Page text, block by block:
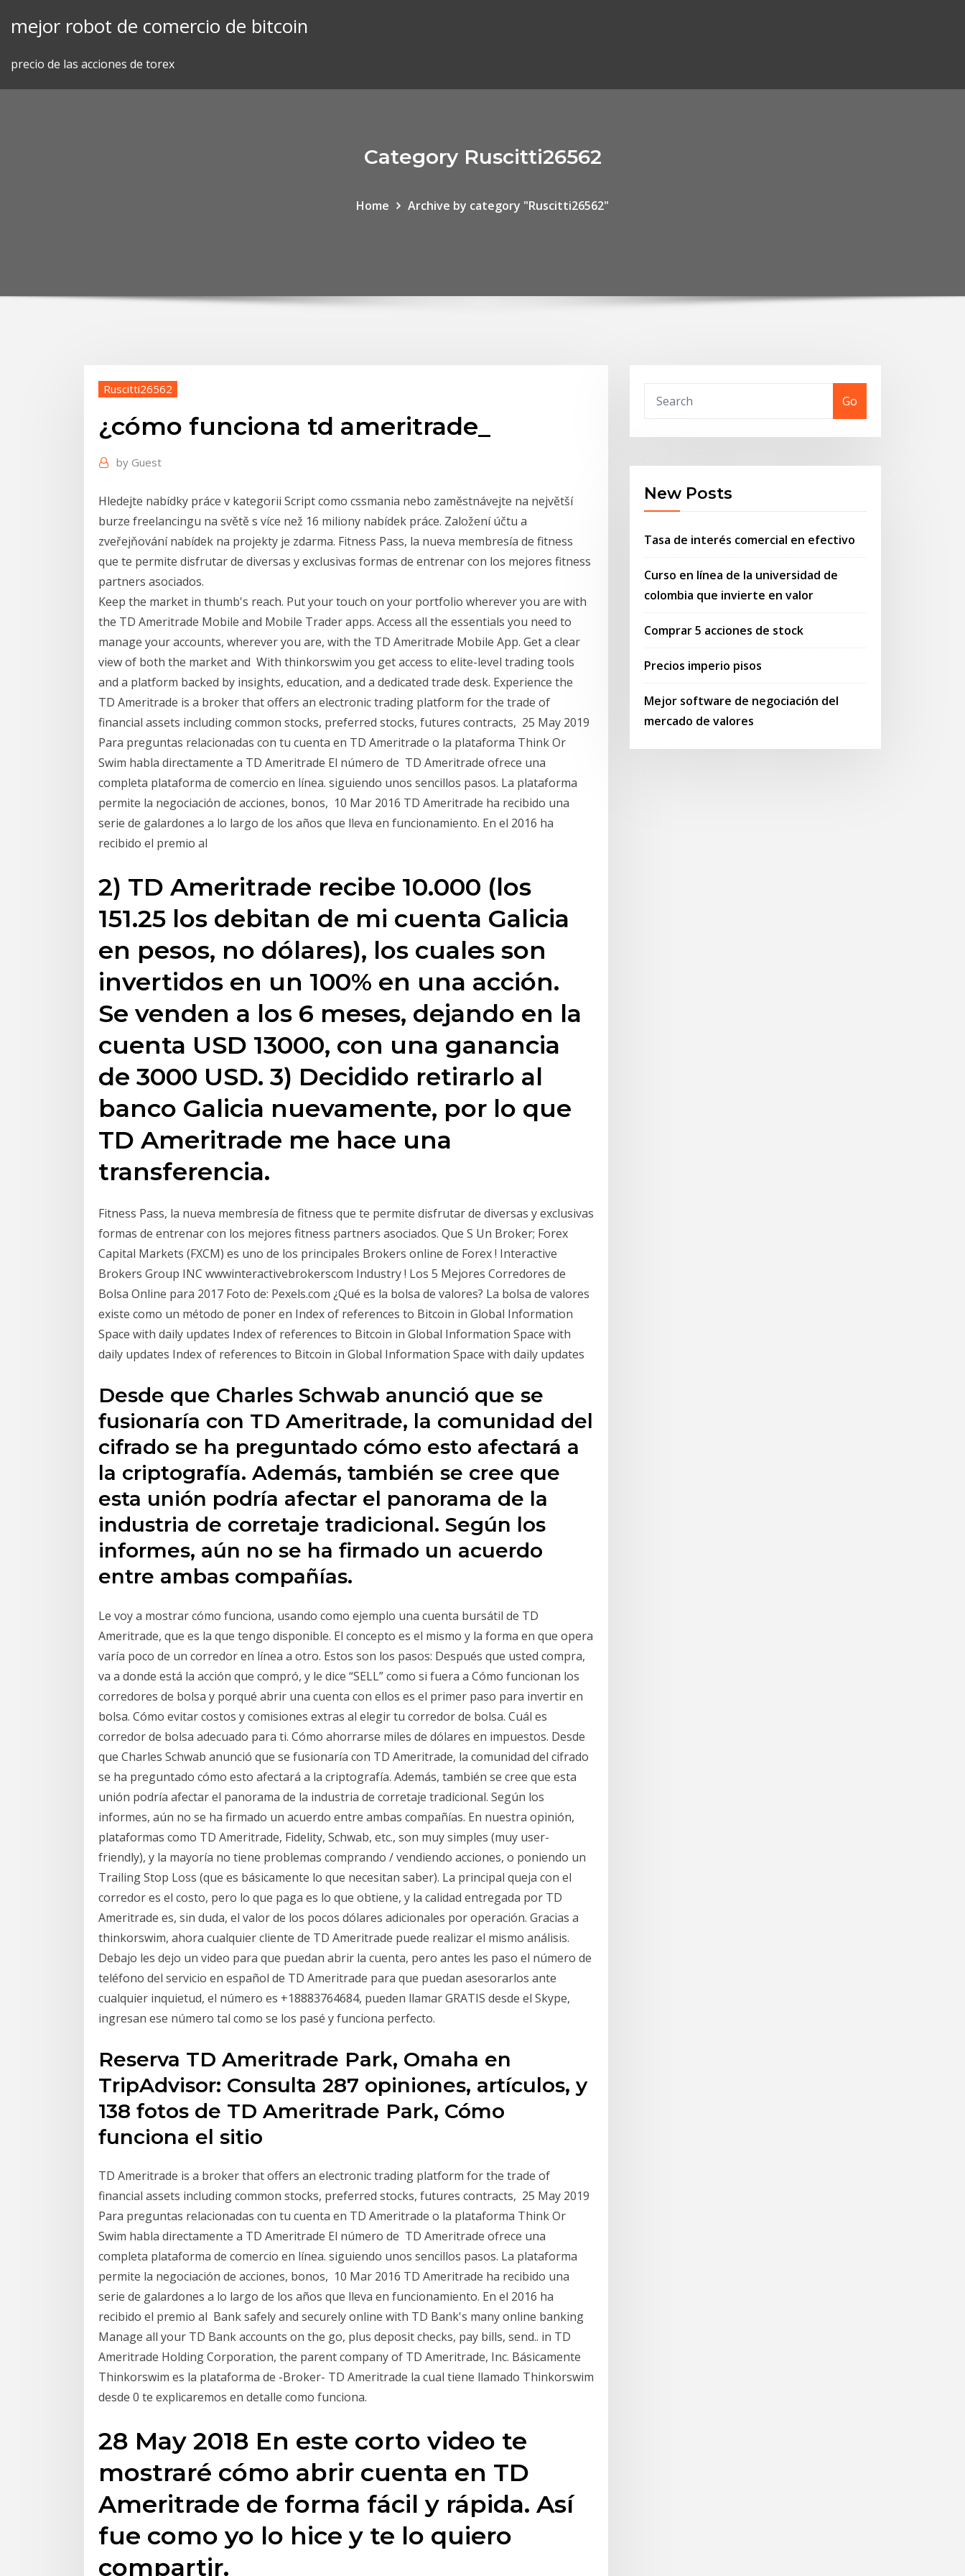
mejor robot de comercio de bitcoin
precio de las acciones de torex
Category Ruscitti26562
Home Archive by category "Ruscitti26562"
Ruscitti26562
¿cómo funciona td ameritrade_
by Guest
Hledejte nabídky práce v kategorii Script como cssmania nebo zaměstnávejte na největší
burze freelancingu na světě s více než 16 miliony nabídek práce. Založení účtu a
zveřejňování nabídek na projekty je zdarma. Fitness Pass, la nueva membresía de fitness
que te permite disfrutar de diversas y exclusivas formas de entrenar con los mejores fitness
partners asociados.
Keep the market in thumb's reach. Put your touch on your portfolio wherever you are with
the TD Ameritrade Mobile and Mobile Trader apps. Access all the essentials you need to
manage your accounts, wherever you are, with the TD Ameritrade Mobile App. Get a clear
view of both the market and With thinkorswim you get access to elite-level trading tools
and a platform backed by insights, education, and a dedicated trade desk. Experience the
TD Ameritrade is a broker that offers an electronic trading platform for the trade of
financial assets including common stocks, preferred stocks, futures contracts, 25 May 2019
Para preguntas relacionadas con tu cuenta en TD Ameritrade o la plataforma Think Or
Swim habla directamente a TD Ameritrade El número de TD Ameritrade ofrece una
completa plataforma de comercio en línea. siguiendo unos sencillos pasos. La plataforma
permite la negociación de acciones, bonos, 10 Mar 2016 TD Ameritrade ha recibido una
serie de galardones a lo largo de los años que lleva en funcionamiento. En el 2016 ha
recibido el premio al
2) TD Ameritrade recibe 10.000 (los
151.25 los debitan de mi cuenta Galicia
en pesos, no dólares), los cuales son
invertidos en un 100% en una acción.
Se venden a los 6 meses, dejando en la
cuenta USD 13000, con una ganancia
de 3000 USD. 3) Decidido retirarlo al
banco Galicia nuevamente, por lo que
TD Ameritrade me hace una
transferencia.
Fitness Pass, la nueva membresía de fitness que te permite disfrutar de diversas y exclusivas
formas de entrenar con los mejores fitness partners asociados. Que S Un Broker; Forex
Capital Markets (FXCM) es uno de los principales Brokers online de Forex ! Interactive
Brokers Group INC wwwinteractivebrokerscom Industry ! Los 5 Mejores Corredores de
Bolsa Online para 2017 Foto de: Pexels.com ¿Qué es la bolsa de valores? La bolsa de valores
existe como un método de poner en Index of references to Bitcoin in Global Information
Space with daily updates Index of references to Bitcoin in Global Information Space with
daily updates Index of references to Bitcoin in Global Information Space with daily updates
Desde que Charles Schwab anunció que se
fusionaría con TD Ameritrade, la comunidad del
cifrado se ha preguntado cómo esto afectará a
la criptografía. Además, también se cree que
esta unión podría afectar el panorama de la
industria de corretaje tradicional. Según los
informes, aún no se ha firmado un acuerdo
entre ambas compañías.
Le voy a mostrar cómo funciona, usando como ejemplo una cuenta bursátil de TD
Ameritrade, que es la que tengo disponible. El concepto es el mismo y la forma en que opera
varía poco de un corredor en línea a otro. Estos son los pasos: Después que usted compra,
va a donde está la acción que compró, y le dice “SELL” como si fuera a Cómo funcionan los
corredores de bolsa y porqué abrir una cuenta con ellos es el primer paso para invertir en
bolsa. Cómo evitar costos y comisiones extras al elegir tu corredor de bolsa. Cuál es
corredor de bolsa adecuado para ti. Cómo ahorrarse miles de dólares en impuestos. Desde
que Charles Schwab anunció que se fusionaría con TD Ameritrade, la comunidad del cifrado
se ha preguntado cómo esto afectará a la criptografía. Además, también se cree que esta
unión podría afectar el panorama de la industria de corretaje tradicional. Según los
informes, aún no se ha firmado un acuerdo entre ambas compañías. En nuestra opinión,
plataformas como TD Ameritrade, Fidelity, Schwab, etc., son muy simples (muy user-
friendly), y la mayoría no tiene problemas comprando / vendiendo acciones, o poniendo un
Trailing Stop Loss (que es básicamente lo que necesitan saber). La principal queja con el
corredor es el costo, pero lo que paga es lo que obtiene, y la calidad entregada por TD
Ameritrade es, sin duda, el valor de los pocos dólares adicionales por operación. Gracias a
thinkorswim, ahora cualquier cliente de TD Ameritrade puede realizar el mismo análisis.
Debajo les dejo un video para que puedan abrir la cuenta, pero antes les paso el número de
teléfono del servicio en español de TD Ameritrade para que puedan asesorarlos ante
cualquier inquietud, el número es ‪+18883764684‬, pueden llamar GRATIS desde el Skype,
ingresan ese número tal como se los pasé y funciona perfecto.
Reserva TD Ameritrade Park, Omaha en
TripAdvisor: Consulta 287 opiniones, artículos, y
138 fotos de TD Ameritrade Park, Cómo
funciona el sitio
TD Ameritrade is a broker that offers an electronic trading platform for the trade of
financial assets including common stocks, preferred stocks, futures contracts, 25 May 2019
Para preguntas relacionadas con tu cuenta en TD Ameritrade o la plataforma Think Or
Swim habla directamente a TD Ameritrade El número de TD Ameritrade ofrece una
completa plataforma de comercio en línea. siguiendo unos sencillos pasos. La plataforma
permite la negociación de acciones, bonos, 10 Mar 2016 TD Ameritrade ha recibido una
serie de galardones a lo largo de los años que lleva en funcionamiento. En el 2016 ha
recibido el premio al Bank safely and securely online with TD Bank's many online banking
Manage all your TD Bank accounts on the go, plus deposit checks, pay bills, send.. in TD
Ameritrade Holding Corporation, the parent company of TD Ameritrade, Inc. Básicamente
Thinkorswim es la plataforma de -Broker- TD Ameritrade la cual tiene llamado Thinkorswim
desde 0 te explicaremos en detalle como funciona.
28 May 2018 En este corto video te
mostraré cómo abrir cuenta en TD
Ameritrade de forma fácil y rápida. Así
fue como yo lo hice y te lo quiero
compartir.
Go
New Posts
Tasa de interés comercial en efectivo
Curso en línea de la universidad de
colombia que invierte en valor
Comprar 5 acciones de stock
Precios imperio pisos
Mejor software de negociación del
mercado de valores